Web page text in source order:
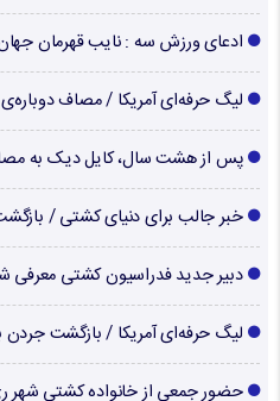
ادعای ورزش سه : نایب قهرمان جهان
لیگ حرفه‌ای آمریکا / مصاف دوباره‌ی
پس از هشت سال، کایل دیک به
خبر جالب برای دنیای کشتی /
دبیر جدید فدراسیون کشتی معرفی
لیگ حرفه‌ای آمریکا / بازگشت جردن
حضور جمعی از خانواده کشتی شهر